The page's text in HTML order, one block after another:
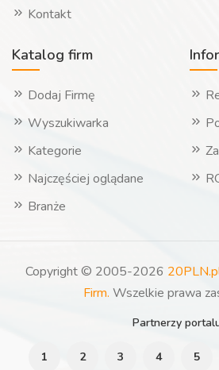
Kontakt
Katalog firm
Dodaj Firmę
Wyszukiwarka
Kategorie
Najczęściej oglądane
Branże
Copyright © 2005-2026
Firm. Wszelkie prawa
Partnerzy
1 2 3 4 5